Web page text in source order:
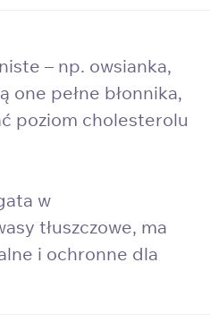
– np. owsianka,
one pełne błonnika,
poziom cholesterolu
w
tłuszczowe, ma
i ochronne dla